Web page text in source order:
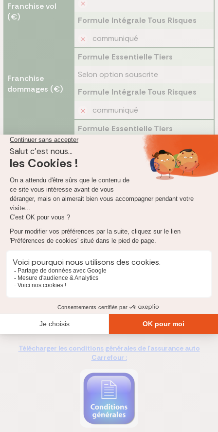
Franchise vol
(€)
Formule Intégrale Tous Risques
communiqué
Franchise
dommages (€)
Formule Essentielle Tiers
Selon option souscrite
Formule Intégrale Tous Risques
communiqué
Franchise vol
(kms)
Formule Essentielle Tiers
Dans les conditions particulières
Formule Intégrale Tous Risques
Dans les conditions particulières
Franchise panne
(kms)
Formule Essentielle Tiers
Formule Intégrale Tous Risques
Formule Essentielle Tiers
Formule Intégrale Tous Risques
Télécharger les conditions générales de l'assurance auto
Carrefour :